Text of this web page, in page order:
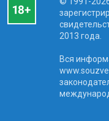
2013 года.
Вся